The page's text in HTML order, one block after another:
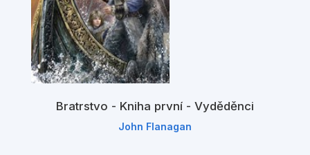
Bratrstvo - Kniha první - Vyděděnci
John Flanagan